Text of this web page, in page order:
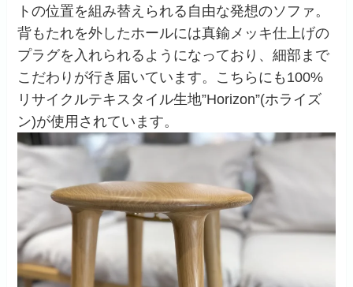
トの位置を組み替えられる自由な発想のソファ。
背もたれを外したホールには真鍮メッキ仕上げの
プラグを入れられるようになっており、細部まで
こだわりが行き届いています。こちらにも100%
リサイクルテキスタイル生地”Horizon”(ホライズ
ン)が使用されています。